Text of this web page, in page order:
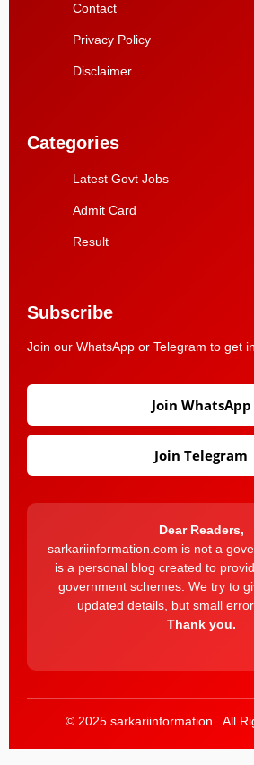
Contact
Privacy Policy
Disclaimer
Categories
Latest Govt Jobs
Admit Card
Result
Subscribe
Join our WhatsApp or Telegram to get
Join WhatsApp
Join Telegram
Dear Readers,
sarkariinformation.com is not a
is a personal blog created to
government schemes. We try to
updated details, but small
Thank you.
© 2025 sarkariinformation . All